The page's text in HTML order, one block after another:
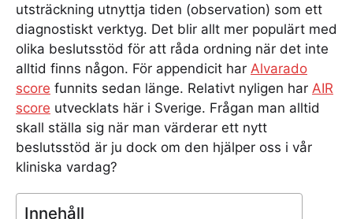
utsträckning utnyttja tiden (observation) som ett
diagnostiskt verktyg. Det blir allt mer populärt med
olika beslutsstöd för att råda ordning när det inte
alltid finns någon. För appendicit har Alvarado
score funnits sedan länge. Relativt nyligen har AIR
score utvecklats här i Sverige. Frågan man alltid
skall ställa sig när man värderar ett nytt
beslutsstöd är ju dock om den hjälper oss i vår
kliniska vardag?
Innehåll